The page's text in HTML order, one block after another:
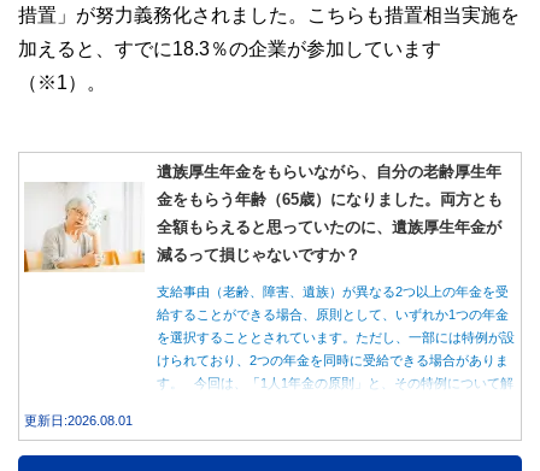
措置」が努力義務化されました。こちらも措置相当実施を
加えると、すでに18.3％の企業が参加しています
（※1）。
遺族厚生年金をもらいながら、自分の老齢厚生年
金をもらう年齢（65歳）になりました。両方とも
全額もらえると思っていたのに、遺族厚生年金が
減るって損じゃないですか？
支給事由（老齢、障害、遺族）が異なる2つ以上の年金を受
給することができる場合、原則として、いずれか1つの年金
を選択することとされています。ただし、一部には特例が設
けられており、2つの年金を同時に受給できる場合がありま
す。 今回は、「1人1年金の原則」と、その特例について解
更新日:2026.08.01